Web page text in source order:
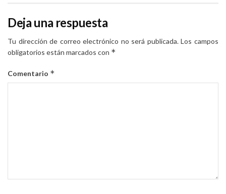
Deja una respuesta
Tu dirección de correo electrónico no será publicada. Los campos
obligatorios están marcados con *
Comentario *